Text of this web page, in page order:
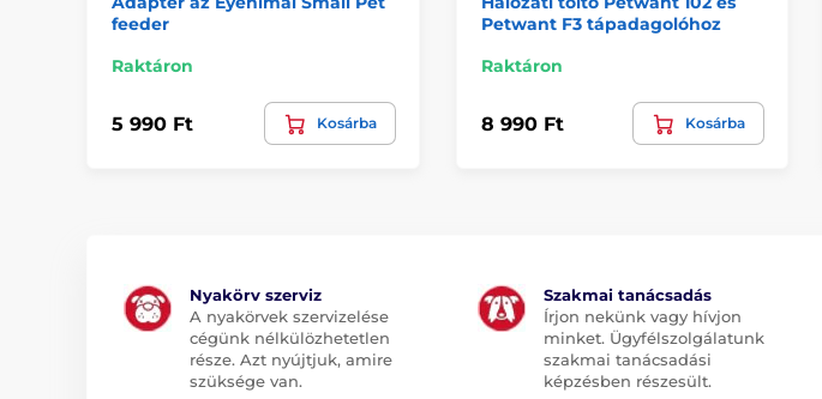
feeder
Raktáron
5 990 Ft Kosárba
Petwant F3 tápadagolóhoz
Raktáron
8 990 Ft Kosárba
Nyakörv szerviz
A nyakörvek szervizelése
cégünk nélkülözhetetlen
része. Azt nyújtjuk, amire
szüksége van.
Szakmai tanácsadás
Írjon nekünk vagy hívjon
minket. Ügyfélszolgálatunk
szakmai tanácsadási
képzésben részesült.